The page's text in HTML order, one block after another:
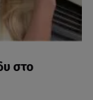
στο